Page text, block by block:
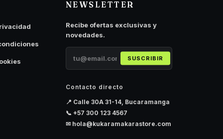
NEWSLETTER
Recibe ofertas exclusivas y
novedades.
SUSCRIBIR
Contacto directo
📍 Calle 30A 31-14, Bucaramanga
📞 +57 300 123 4567
✉ hola@kukaramakarastore.com